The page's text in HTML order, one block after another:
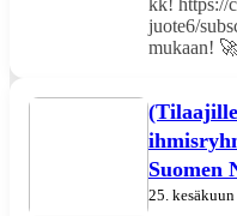
juote6/
mukaan! 🚀
Suomen
25.